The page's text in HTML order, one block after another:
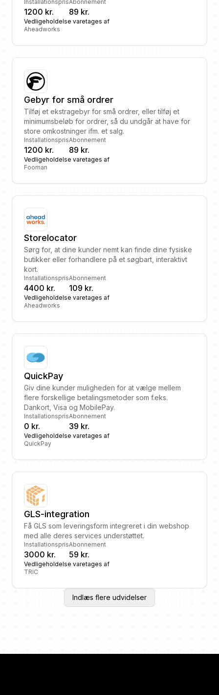
Installationspris
1200 kr.
Abonnement
89 kr.
Vedligeholdelse varetages af
Aheadworks
Gebyr for små ordrer
Tilføj et ekstragebyr for små ordrer, eller tilføj et
minimumsbeløb for ordrer, så du undgår at have for
store omkostninger ifm. et salg.
Installationspris
1200 kr.
Abonnement
89 kr.
Vedligeholdelse varetages af
Fooman
Storelocator
Sørg for, at dine kunder nemt kan finde dine fysiske
butikker eller forhandlere på et søgbart, interaktivt
kort.
Installationspris
4400 kr.
Abonnement
109 kr.
Vedligeholdelse varetages af
Aheadworks
QuickPay
Giv dine kunder muligheden for at vælge mellem
flere forskellige betalingsmetoder som f.eks.
Dankort, Visa og MobilePay.
Installationspris
0 kr.
Abonnement
39 kr.
Vedligeholdelse varetages af
QuickPay
GLS-integration
Få GLS som leveringsform integreret i din webshop
med alle deres services understøttet.
Installationspris
3000 kr.
Abonnement
59 kr.
Vedligeholdelse varetages af
TRIC
Indlæs flere udvidelser